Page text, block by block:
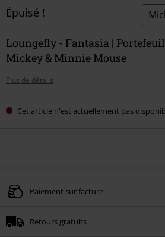
Épuisé !
Loungefly - Fantasia |
Mickey & Minnie Mouse
Plus de détails
Cet article n'est actuellement pas
Paiement sur facture
Retours gratuits